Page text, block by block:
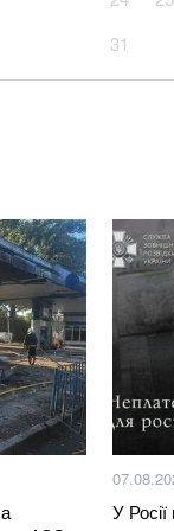
кавуном, який
банку як
внаслідок
судді через
на гречку та
за піцу: гарячі
31
У